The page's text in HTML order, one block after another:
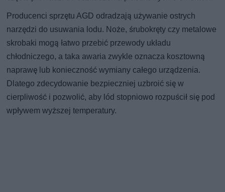
Producenci sprzętu AGD odradzają używanie ostrych
narzędzi do usuwania lodu. Noże, śrubokręty czy metalowe
skrobaki mogą łatwo przebić przewody układu
chłodniczego, a taka awaria zwykle oznacza kosztowną
naprawę lub konieczność wymiany całego urządzenia.
Dlatego zdecydowanie bezpieczniej uzbroić się w
cierpliwość i pozwolić, aby lód stopniowo rozpuścił się pod
wpływem wyższej temperatury.